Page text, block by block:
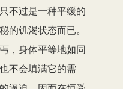
不过是一种平缓的
的饥渴状态而已。
，身体平等地如同
不会填满它的需